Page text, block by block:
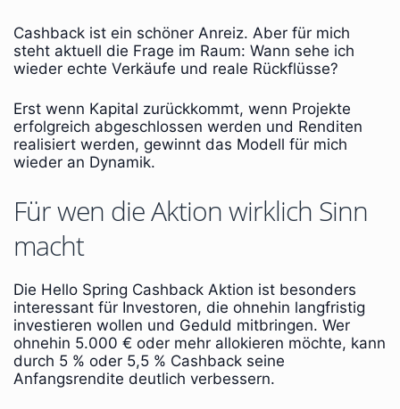
Cashback ist ein schöner Anreiz. Aber für mich
steht aktuell die Frage im Raum: Wann sehe ich
wieder echte Verkäufe und reale Rückflüsse?
Erst wenn Kapital zurückkommt, wenn Projekte
erfolgreich abgeschlossen werden und Renditen
realisiert werden, gewinnt das Modell für mich
wieder an Dynamik.
Für wen die Aktion wirklich Sinn
macht
Die Hello Spring Cashback Aktion ist besonders
interessant für Investoren, die ohnehin langfristig
investieren wollen und Geduld mitbringen. Wer
ohnehin 5.000 € oder mehr allokieren möchte, kann
durch 5 % oder 5,5 % Cashback seine
Anfangsrendite deutlich verbessern.